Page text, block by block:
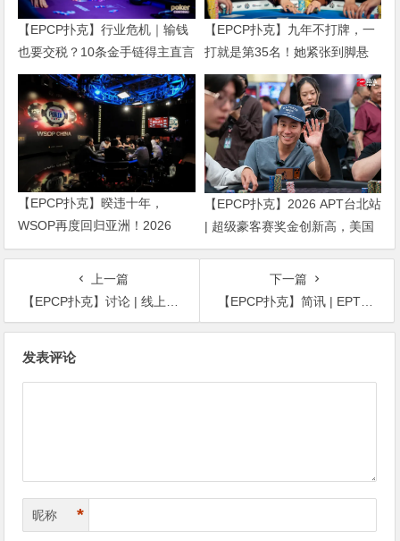
【EPCP扑克】行业危机｜输钱
也要交税？10条金手链得主直言
“扛不住”，主动砍掉四分之三比
赛
【EPCP扑克】九年不打牌，一
打就是第35名！她紧张到脚悬
空，但全世界以为她很淡定
【EPCP扑克】暌违十年，
WSOP再度回归亚洲！2026
APL济州站6月19-28日盛大登
【EPCP扑克】2026 APT台北站
| 超级豪客赛奖金创新高，美国
选手Ethan “Rampage” Yau领跑
上一篇
【EPCP扑克】讨论 | 线上扑克室是否需要聊天框？
下一篇
【EPCP扑克】简讯 | EPT巴塞罗那：香港选手Ka Kwan Lau夺得€10,300豪客赛冠军
发表评论
昵称 *